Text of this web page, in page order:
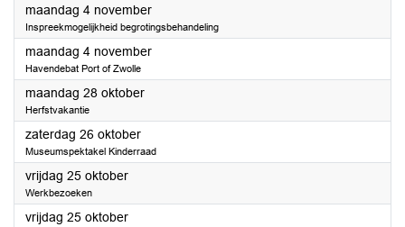
maandag 4 november2024
Inspreekmogelijkheid begrotingsbehandeling
maandag 4 november2024
Havendebat Port of Zwolle
maandag 28 oktober2024
Herfstvakantie
zaterdag 26 oktober2024
Museumspektakel Kinderraad
vrijdag 25 oktober2024
Werkbezoeken
vrijdag 25 oktober2024